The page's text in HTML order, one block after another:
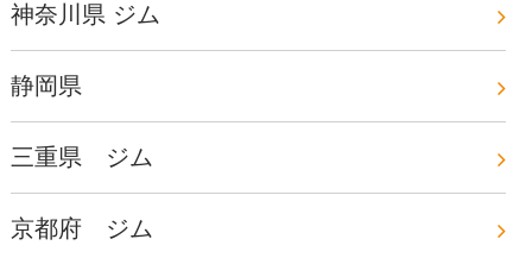
神奈川県 ジム
静岡県
三重県 ジム
京都府 ジム